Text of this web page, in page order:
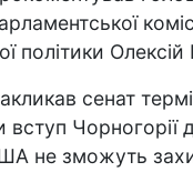
політики
сенат
вступ Чорногорії
не зможуть